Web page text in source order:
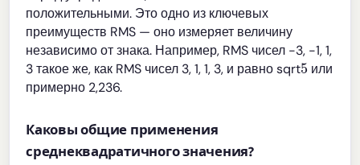
положительными. Это одно из ключевых
преимуществ RMS — оно измеряет величину
независимо от знака. Например, RMS чисел -3, -1, 1,
3 такое же, как RMS чисел 3, 1, 1, 3, и равно sqrt5 или
примерно 2,236.
Каковы общие применения
среднеквадратичного значения?